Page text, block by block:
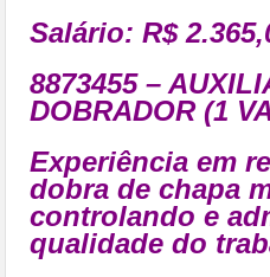
Salário: R$
8873455 –
DOBRADOR (1
Experiência em
dobra de chapa
controlando e
qualidade do